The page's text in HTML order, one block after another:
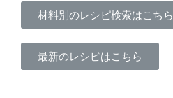
材料別のレシピ検索はこちら
最新のレシピはこちら